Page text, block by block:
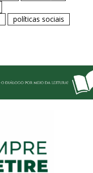
políticas sociais